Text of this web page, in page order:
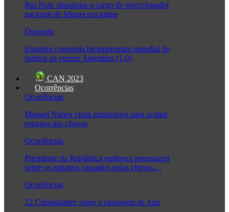
Rui Neto abandona o cargo de seleccionador
nacional de hóquei em patins
Desporto
Espanha conquista bicampeonato mundial de
futebol ao vencer Argentina (1-0)
CAN 2023
Ocorrências
Ocorrências
Manuel Nunes visita municípios para avaliar
estragos das chuvas
Ocorrências
Presidente da República endereça mensagem
sobre os estragos causados pelas chuvas…
Ocorrências
12 Curiosidades sobre a passagem de Ano